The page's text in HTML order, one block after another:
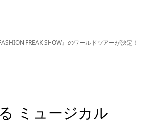
FREAK SHOW』のワールドツアーが決定！
ミュージカル